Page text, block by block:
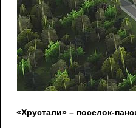
«Хрустали» – поселок-